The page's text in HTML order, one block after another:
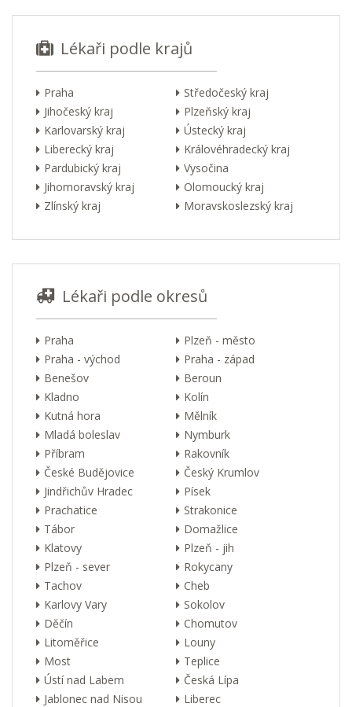
Lékaři podle krajů
Praha
Středočeský kraj
Jihočeský kraj
Plzeňský kraj
Karlovarský kraj
Ústecký kraj
Liberecký kraj
Královéhradecký kraj
Pardubický kraj
Vysočina
Jihomoravský kraj
Olomoucký kraj
Zlínský kraj
Moravskoslezský kraj
Lékaři podle okresů
Praha
Plzeň - město
Praha - východ
Praha - západ
Benešov
Beroun
Kladno
Kolín
Kutná hora
Mělník
Mladá boleslav
Nymburk
Příbram
Rakovník
České Budějovice
Český Krumlov
Jindřichův Hradec
Písek
Prachatice
Strakonice
Tábor
Domažlice
Klatovy
Plzeň - jih
Plzeň - sever
Rokycany
Tachov
Cheb
Karlovy Vary
Sokolov
Děčín
Chomutov
Litoměřice
Louny
Most
Teplice
Ústí nad Labem
Česká Lípa
Jablonec nad Nisou
Liberec